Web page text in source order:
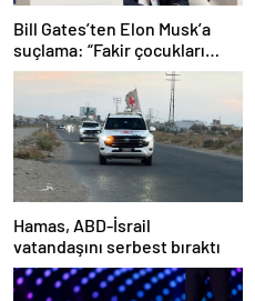
Bill Gates’ten Elon Musk’a
suçlama: “Fakir çocukları
öldürdü”
Hamas, ABD-İsrail
vatandaşını serbest bıraktı